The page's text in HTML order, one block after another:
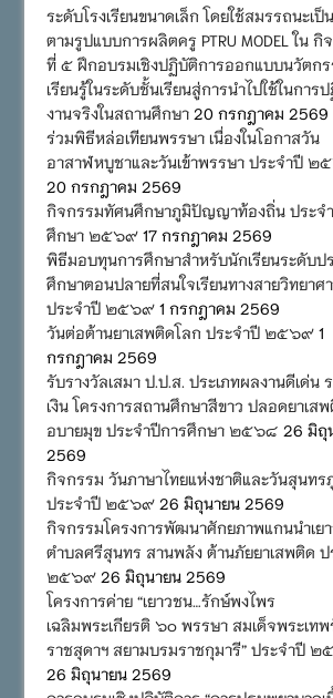
ระดับโรงเรียนขนาดเล็ก โดยใช้สมรรถนะเป็
ตามรูปแบบการผลิตครู PTRU MODEL ใน กิ
ที่ ๕ ฝึกอบรมเชิงปฏิบัติการออกแบบนวัตกร
เรียนรู้ในระดับชั้นเรียนสู่การนำไปใช้ในการ
งานจริงในสถานศึกษา 20 กรกฎาคม 2569
ร่วมพิธีหล่อเทียนพรรษา เนื่องในโอกาสวัน
อาสาฬหบูชาและวันเข้าพรรษา ประจำปี ๒
20 กรกฎาคม 2569
กิจกรรมทัศนศึกษาภูมิปัญญาท้องถิ่น ประจ
ศึกษา ๒๕๖๙ 17 กรกฎาคม 2569
พิธีมอบทุนการศึกษาสำหรับนักเรียนระดับป
ศึกษาตอนปลายที่สนใจเรียนทางสายวิทยาศ
ประจำปี ๒๕๖๙ 1 กรกฎาคม 2569
วันต่อต้านยาเสพติดโลก ประจำปี ๒๕๖๙ 1
กรกฎาคม 2569
รับรางวัลเสมา ป.ป.ส. ประเภทผลงานดีเด่น
เงิน โครงการสถานศึกษาสีขาว ปลอดยาเส
อบายมุข ประจำปีการศึกษา ๒๕๖๘ 26 มิถุ
2569
กิจกรรม วันภาษาไทยแห่งชาติและวันสุนทร
ประจำปี ๒๕๖๙ 26 มิถุนายน 2569
กิจกรรมโครงการพัฒนาศักยภาพแกนนำเย
ตำบลศรีสุนทร สานพลัง ต้านภัยยาเสพติด ป
๒๕๖๙ 26 มิถุนายน 2569
โครงการค่าย “เยาวชน…รักษ์พงไพร
เฉลิมพระเกียรติ ๖๐ พรรษา สมเด็จพระเท
ราชสุดาฯ สยามบรมราชกุมารี” ประจำปี
26 มิถุนายน 2569